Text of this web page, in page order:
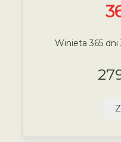
Winieta 365 dni